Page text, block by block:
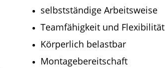
selbstständige Arbeitsweise
Teamfähigkeit und Flexibilität
Körperlich belastbar
Montagebereitschaft